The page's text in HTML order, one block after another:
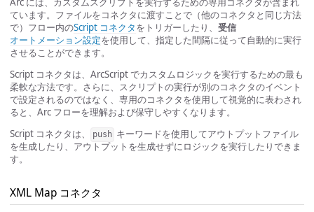
ています。ファイルをコネクタに渡すことで（他のコネクタと同じ方法
で）フロー内のScript コネクタをトリガーしたり、 受信
オートメーション設定を使用して、指定した間隔に従って自動的に実行
させることができます。
Script コネクタは、ArcScript でカスタムロジックを実行するための最も
柔軟な方法です。さらに、スクリプトの実行が別のコネクタのイベント
で設定されるのではなく、専用のコネクタを使用して視覚的に表わされ
ると、Arc フローを理解および保守しやすくなります。
Script コネクタは、
push キーワードを使用してアウトプットファイル
を生成したり、アウトプットを生成せずにロジックを実行したりできま
す。
XML Map コネクタ